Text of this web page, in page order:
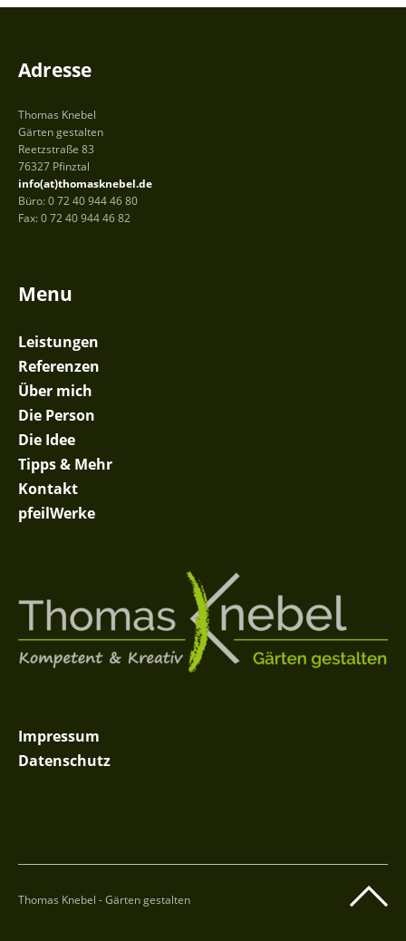
Adresse
Thomas Knebel
Gärten gestalten
Reetzstraße 83
76327 Pfinztal
info(at)thomasknebel.de
Büro: 0 72 40 944 46 80
Fax: 0 72 40 944 46 82
Menu
Leistungen
Referenzen
Über mich
Die Person
Die Idee
Tipps & Mehr
Kontakt
pfeilWerke
Impressum
Datenschutz
Thomas Knebel - Gärten gestalten